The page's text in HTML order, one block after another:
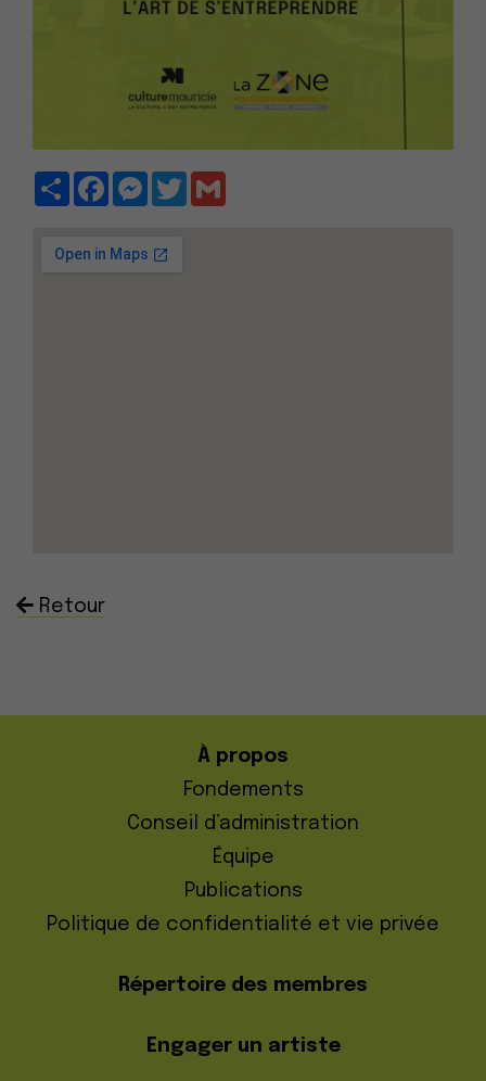
PartagerFacebookMessenger
Twitter
Retour
À propos
Fondements
Conseil d’administration
Équipe
Publications
Politique de confidentialité et vie privée
Répertoire des membres
Engager un artiste